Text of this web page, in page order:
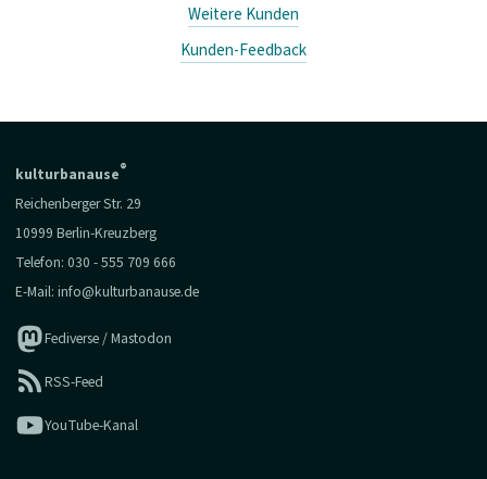
Weitere Kunden
Kunden-Feedback
kulturbanause®
Reichenberger Str. 29
10999 Berlin-Kreuzberg
Telefon: 030 - 555 709 666
E-Mail: info@kulturbanause.de
Fediverse / Mastodon
RSS-Feed
YouTube-Kanal